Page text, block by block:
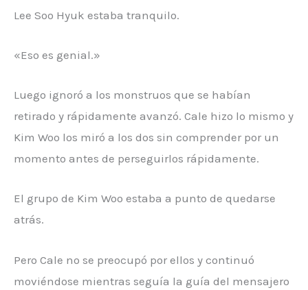
Lee Soo Hyuk estaba tranquilo.
«Eso es genial.»
Luego ignoró a los monstruos que se habían
retirado y rápidamente avanzó. Cale hizo lo mismo y
Kim Woo los miró a los dos sin comprender por un
momento antes de perseguirlos rápidamente.
El grupo de Kim Woo estaba a punto de quedarse
atrás.
Pero Cale no se preocupó por ellos y continuó
moviéndose mientras seguía la guía del mensajero